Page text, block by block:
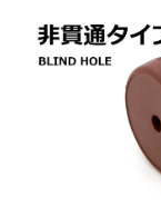
データ